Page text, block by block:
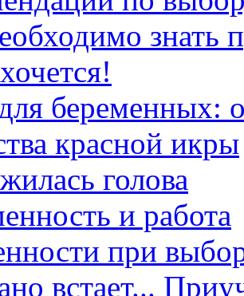
знать
беременных:
красной икры
голова
и работа
при
встает...